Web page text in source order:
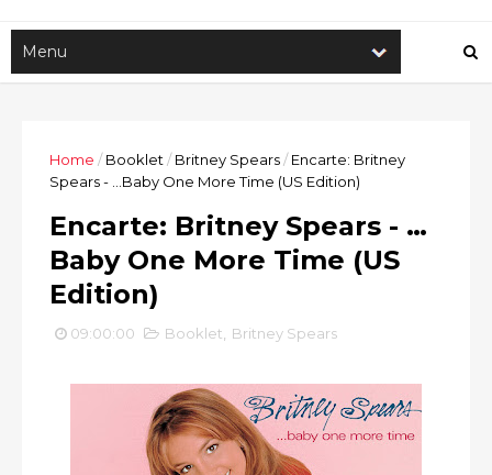
Home / Booklet / Britney Spears/ Encarte: Britney
Spears - …Baby One More Time (US Edition)
Encarte: Britney Spears - …
Baby One More Time (US
Edition)
09:00:00 Booklet Britney Spears